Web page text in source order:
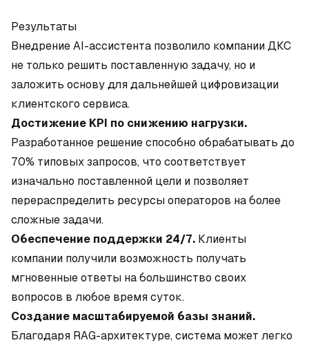
Результаты
Внедрение AI-ассистента позволило компании ДКС
не только решить поставленную задачу, но и
заложить основу для дальнейшей цифровизации
клиентского сервиса.
Достижение KPI по снижению нагрузки.
Разработанное решение способно обрабатывать до
70% типовых запросов, что соответствует
изначально поставленной цели и позволяет
перераспределить ресурсы операторов на более
сложные задачи.
Обеспечение поддержки 24/7. Клиенты
компании получили возможность получать
мгновенные ответы на большинство своих
вопросов в любое время суток.
Создание масштабируемой базы знаний.
Благодаря RAG-архитектуре, система может легко